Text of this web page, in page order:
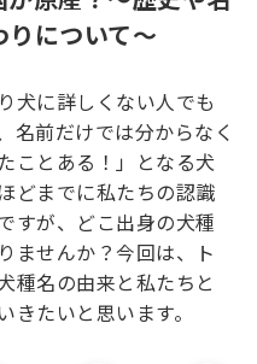
について～
犬に詳しくない人でも
名前だけでは分からなく
ことある！」となる犬
どまでに私たちの認識
すが、どこ出身の犬種
ませんか？今回は、ト
種名の由来と私たちと
たいと思います。